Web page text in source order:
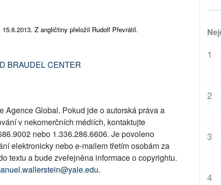
Z angličtiny přeložil Rudolf Převrátil.
BRAUDEL CENTER
Agence Global. Pokud jde o autorská práva a
v nekomerčních médiích, kontaktujte
nebo 1.336.286.6606. Je povoleno
elektronicky nebo e-mailem třetím osobám za
textu a bude zveřejněna informace o copyrightu.
.